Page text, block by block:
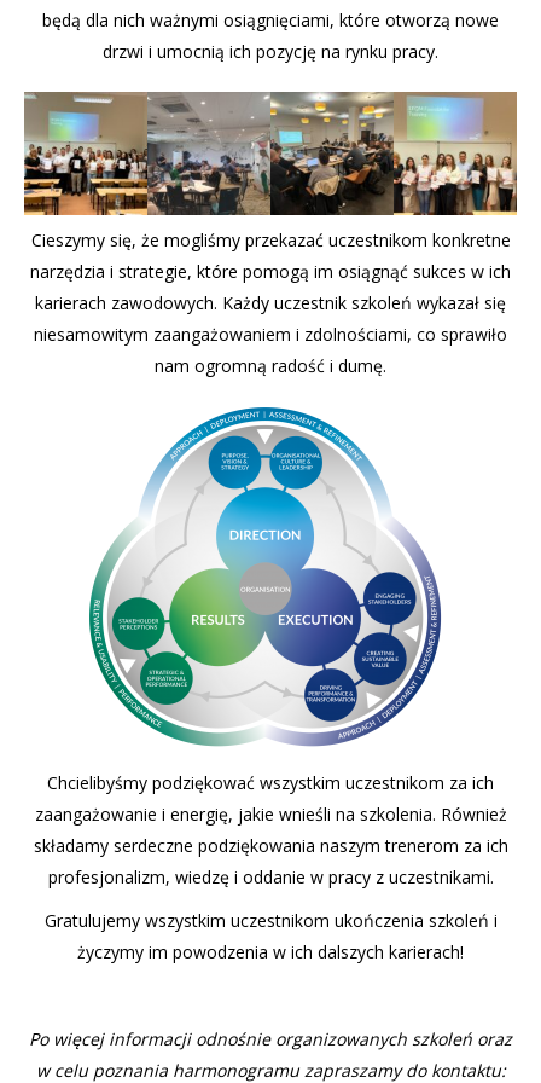
będą dla nich ważnymi osiągnięciami, które otworzą nowe
drzwi i umocnią ich pozycję na rynku pracy.
Cieszymy się, że mogliśmy przekazać uczestnikom konkretne
narzędzia i strategie, które pomogą im osiągnąć sukces w ich
karierach zawodowych. Każdy uczestnik szkoleń wykazał się
niesamowitym zaangażowaniem i zdolnościami, co sprawiło
nam ogromną radość i dumę.
Chcielibyśmy podziękować wszystkim uczestnikom za ich
zaangażowanie i energię, jakie wnieśli na szkolenia. Również
składamy serdeczne podziękowania naszym trenerom za ich
profesjonalizm, wiedzę i oddanie w pracy z uczestnikami.
Gratulujemy wszystkim uczestnikom ukończenia szkoleń i
życzymy im powodzenia w ich dalszych karierach!
Po więcej informacji odnośnie organizowanych szkoleń oraz
w celu poznania harmonogramu zapraszamy do kontaktu: